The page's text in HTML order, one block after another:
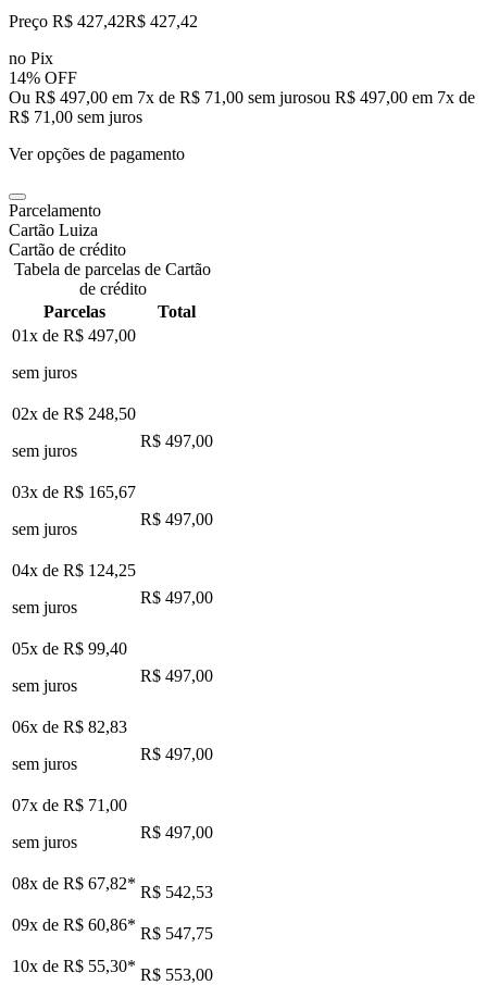
Preço R$ 427,42R$ 427,42
no Pix
14% OFF
Ou R$ 497,00 em 7x de R$ 71,00 sem jurosou R$ 497,00 em 7x de
R$ 71,00 sem juros
Ver opções de pagamento
Parcelamento
Cartão Luiza
Cartão de crédito
Tabela de parcelas de Cartão
de crédito
Parcelas
Total
01x de R$ 497,00
sem juros
02x de R$ 248,50
sem juros
R$ 497,00
03x de R$ 165,67
sem juros
R$ 497,00
04x de R$ 124,25
sem juros
R$ 497,00
05x de R$ 99,40
sem juros
R$ 497,00
06x de R$ 82,83
sem juros
R$ 497,00
07x de R$ 71,00
sem juros
R$ 497,00
08x de R$ 67,82* R$ 542,53
09x de R$ 60,86* R$ 547,75
10x de R$ 55,30* R$ 553,00